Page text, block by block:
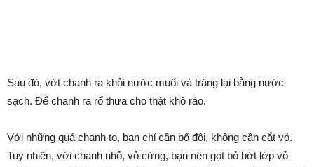
Sau đó, vớt chanh ra khỏi nước muối và tráng lại bằng nước
sạch. Để chanh ra rổ thưa cho thật khô ráo.
Với những quả chanh to, bạn chỉ cần bổ đôi, không cần cắt vỏ.
Tuy nhiên, với chanh nhỏ, vỏ cứng, bạn nên gọt bỏ bớt lớp vỏ